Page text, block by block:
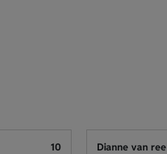
10
Dianne van ree